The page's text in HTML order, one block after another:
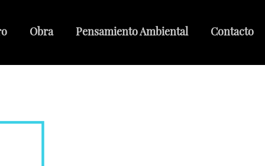
Obra Pensamiento Ambiental Contacto